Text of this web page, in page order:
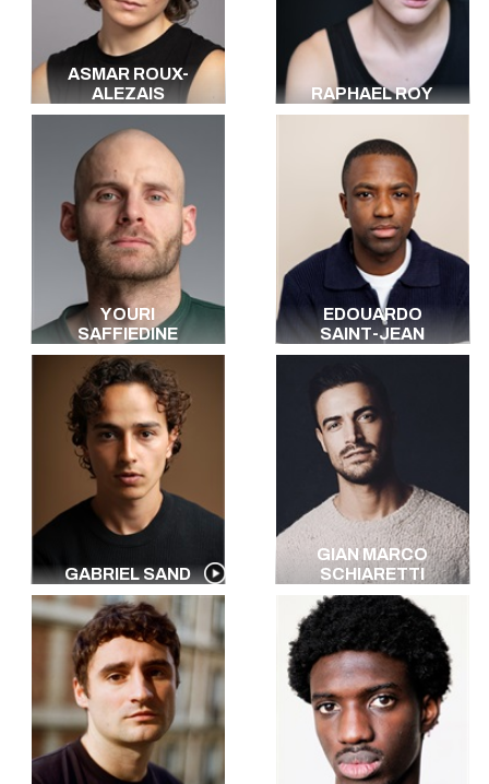
ASMAR ROUX-
ALEZAIS
RAPHAEL ROY
YOURI
SAFFIEDINE
EDOUARDO
SAINT-JEAN
GABRIEL SAND
GIAN MARCO
SCHIARETTI